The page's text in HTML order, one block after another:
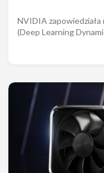
NVIDIA zapowiedziała
(Deep Learning